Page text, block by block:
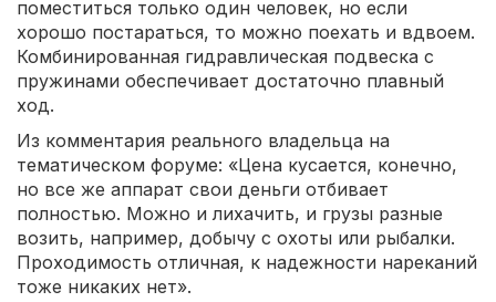
поместиться только один человек, но если
хорошо постараться, то можно поехать и вдвоем.
Комбинированная гидравлическая подвеска с
пружинами обеспечивает достаточно плавный
ход.
Из комментария реального владельца на
тематическом форуме: «Цена кусается, конечно,
но все же аппарат свои деньги отбивает
полностью. Можно и лихачить, и грузы разные
возить, например, добычу с охоты или рыбалки.
Проходимость отличная, к надежности нареканий
тоже никаких нет».